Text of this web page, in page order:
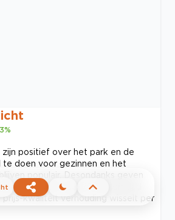
%
positief over het park en de
te doen voor gezinnen en het
populair. Desondanks geven
dat schoonmaak en onderhoud
prijs-kwaliteit verhouding wisselt per